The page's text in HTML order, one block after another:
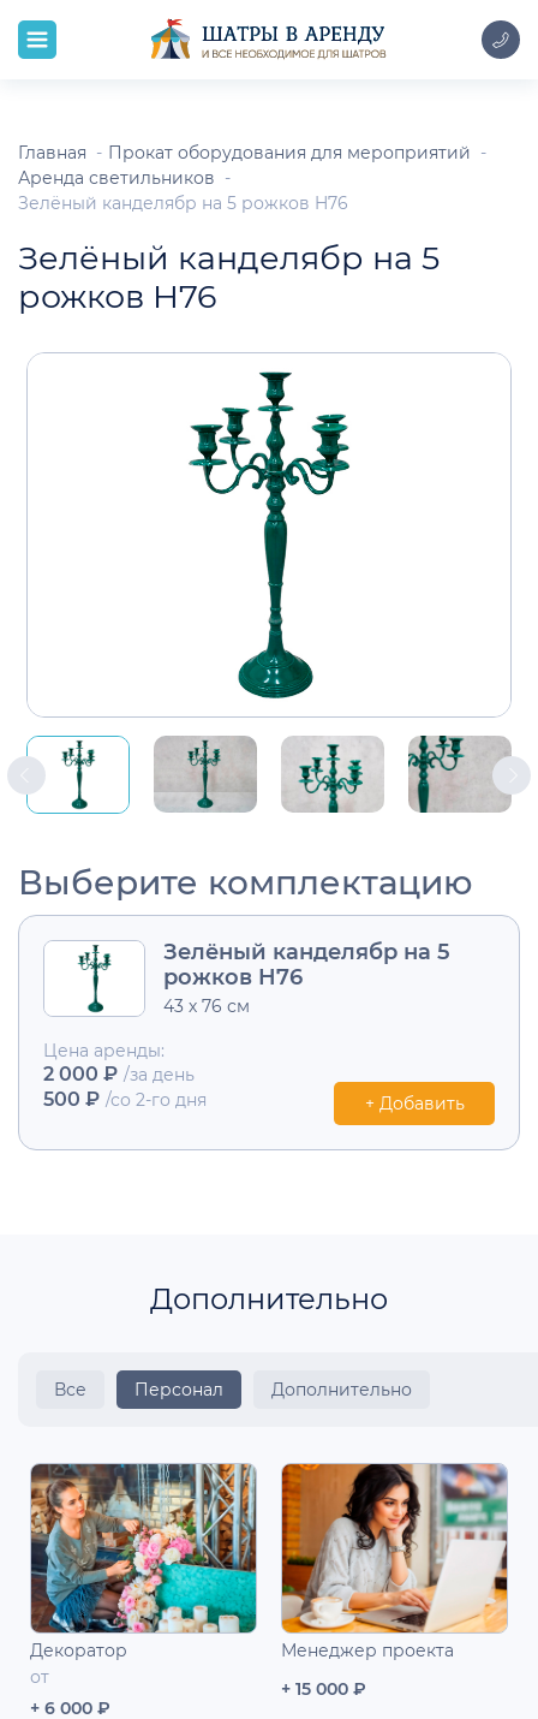
Главная
Прокат оборудования для мероприятий
Аренда светильников
Зелёный канделябр на 5 рожков H76
Зелёный канделябр на 5
рожков H76
Выберите комплектацию
Зелёный канделябр на 5
рожков H76
43 х 76 см
Цена аренды:
2 000 ₽ /за день
500 ₽ /со 2-го дня + Добавить
Дополнительно
Все Персонал Дополнительно
Декоратор
от
+ 6 000 ₽
Менеджер проекта
+ 15 000 ₽